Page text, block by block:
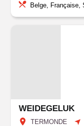
Belge, Française,
WEIDEGELUK
TERMONDE